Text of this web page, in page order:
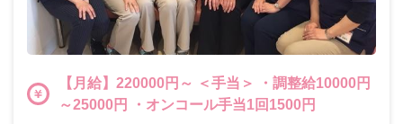
【月給】220000円～ ＜手当＞ ・調整給10000円
～25000円 ・オンコール手当1回1500円